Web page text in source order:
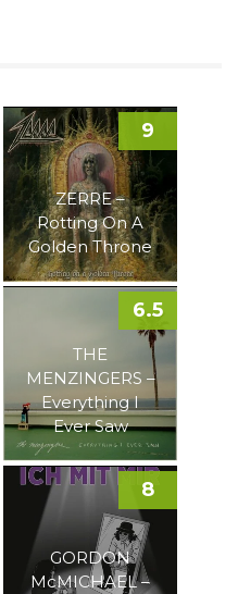
ZERRE –
Rotting On A
Golden Throne
9
THE
MENZINGERS –
Everything I
Ever Saw
6.5
GORDON
McMICHAEL –
8